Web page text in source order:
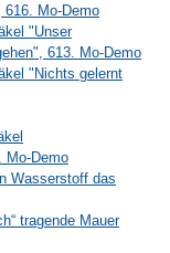
616. Mo-Demo
"Unser
613. Mo-Demo
"Nichts gelernt
Mo-Demo
Wasserstoff das
tragende Mauer